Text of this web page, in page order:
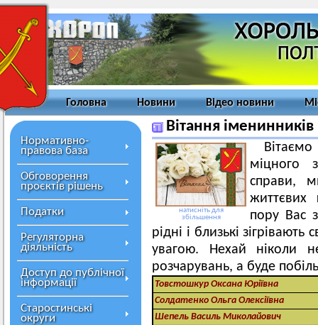
Головна Новини Відео новини
Нормативно-
правова база
Обговорення
проєктів рішень
Податки
Регуляторна
діяльність
Доступ до публічної
інформації
Старостинські
округи
Вітання іменинників
натисніть для
збільшення
міцного
справи,
життєвих
пору Вас
рідні і близькі
увагою. Нехай ніколи
розчарувань, а буде
Товстошкур Оксана Юріївна
Солдатенко Ольга Олексіївна
Шепель Василь Миколайович